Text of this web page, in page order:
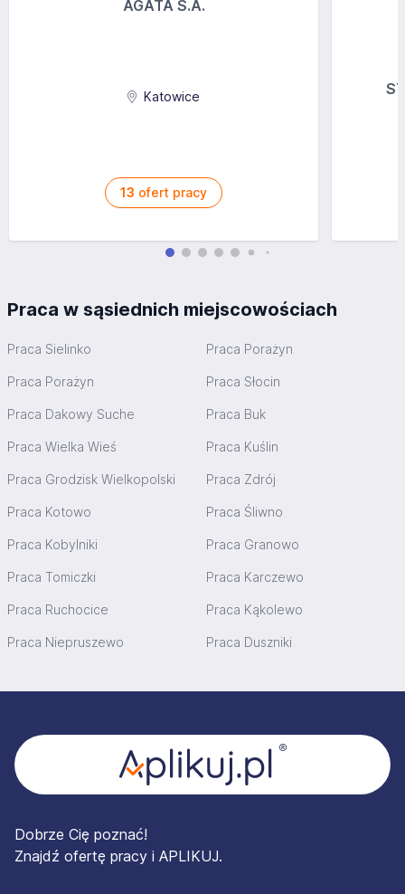
AGATA S.A.
Katowice
13 ofert pracy
Praca w sąsiednich miejscowościach
Praca Sielinko Praca Porażyn
Praca Porażyn Praca Słocin
Praca Dakowy Suche Praca Buk
Praca Wielka Wieś Praca Kuślin
Praca Grodzisk Wielkopolski Praca Zdrój
Praca Kotowo Praca Śliwno
Praca Kobylniki Praca Granowo
Praca Tomiczki Praca Karczewo
Praca Ruchocice Praca Kąkolewo
Praca Niepruszewo Praca Duszniki
Dobrze Cię poznać!
Znajdź ofertę pracy i APLIKUJ.